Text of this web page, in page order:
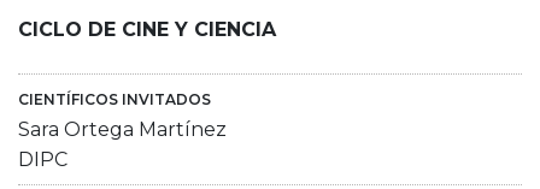
CICLO DE CINE Y CIENCIA
CIENTÍFICOS INVITADOS
Sara Ortega Martínez
DIPC